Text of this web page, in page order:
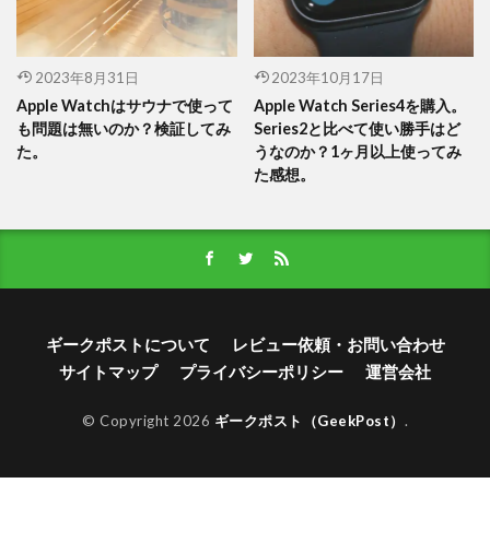
2023年8月31日
Apple Watchはサウナで使って
も問題は無いのか？検証してみ
た。
2023年10月17日
Apple Watch Series4を購入。
Series2と比べて使い勝手はど
うなのか？1ヶ月以上使ってみ
た感想。
ギークポストについて
レビュー依頼・お問い合わせ
サイトマップ
プライバシーポリシー 運営会社
© Copyright 2026 ギークポスト（GeekPost） .